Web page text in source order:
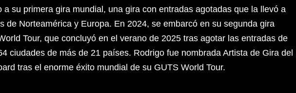
a su primera gira mundial, una gira con entradas agotadas que la llevó a
de Norteamérica y Europa. En 2024, se embarcó en su segunda gira
Tour, que concluyó en el verano de 2025 tras agotar las entradas de
ciudades de más de 21 países. Rodrigo fue nombrada Artista de Gira del
tras el enorme éxito mundial de su GUTS World Tour.